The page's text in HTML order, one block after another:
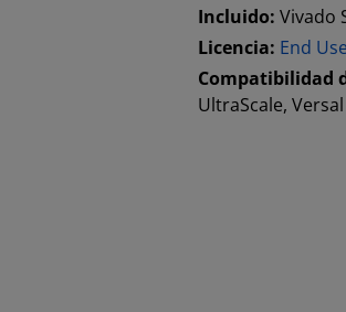
Incluido:Vivado
Licencia: End
Compatibilidad
UltraScale,